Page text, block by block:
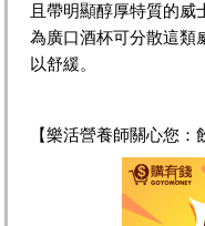
且帶明顯醇厚特質的
為廣口酒杯可分散這類
以舒緩。
【樂活營養師關心您